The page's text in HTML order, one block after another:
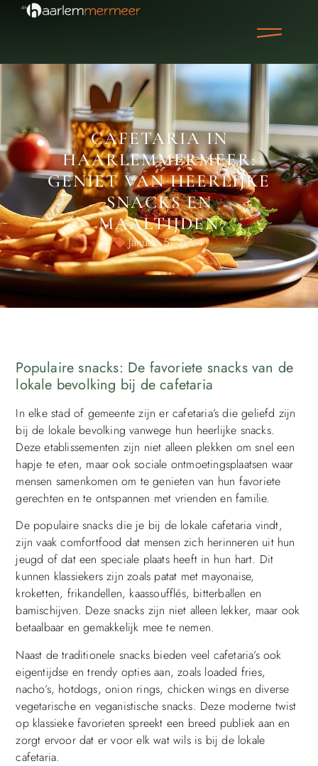
CAFETARIA IN
HAARLEMMERMEER:
GENIET VAN HEERLIJKE
SNACKS EN
MAALTIJDEN
Januari 5, 2024
Populaire snacks: De favoriete snacks van de
lokale bevolking bij de cafetaria
In elke stad of gemeente zijn er cafetaria’s die geliefd zijn
bij de lokale bevolking vanwege hun heerlijke snacks.
Deze etablissementen zijn niet alleen plekken om snel een
hapje te eten, maar ook sociale ontmoetingsplaatsen waar
mensen samenkomen om te genieten van hun favoriete
gerechten en te ontspannen met vrienden en familie.
De populaire snacks die je bij de lokale cafetaria vindt,
zijn vaak comfortfood dat mensen zich herinneren uit hun
jeugd of dat een speciale plaats heeft in hun hart. Dit
kunnen klassiekers zijn zoals patat met mayonaise,
kroketten, frikandellen, kaassoufflés, bitterballen en
bamischijven. Deze snacks zijn niet alleen lekker, maar ook
betaalbaar en gemakkelijk mee te nemen.
Naast de traditionele snacks bieden veel cafetaria’s ook
eigentijdse en trendy opties aan, zoals loaded fries,
nacho’s, hotdogs, onion rings, chicken wings en diverse
vegetarische en veganistische snacks. Deze moderne twist
op klassieke favorieten spreekt een breed publiek aan en
zorgt ervoor dat er voor elk wat wils is bij de lokale
cafetaria.